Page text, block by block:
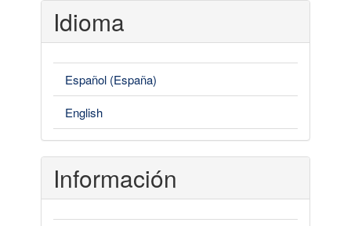
Idioma
Español (España)
English
Información